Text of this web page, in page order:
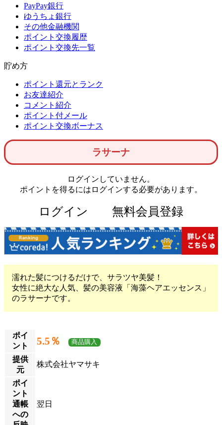
PayPay銀行
ゆうちょ銀行
その他金融機関
ポイント交換履歴
ポイント交換先一覧
貯め方
ポイント還元とランク
お友達紹介
コメント紹介
ポイント付メール
ポイント交換ボーナス
ラサーナ
ログインしていません。
ポイントを得るにはログインする必要があります。
ログイン 無料会員登録
濡れた髪につけるだけで、サラツヤ美髪！
女性に絶大な人気、髪の美容液「海藻ヘアエッセンス」
のラサーナです。
ポイ
ント
5.5％ 商品購入
提供
元
株式会社ヤマサキ
ポイ
ント
通帳
への
翌日